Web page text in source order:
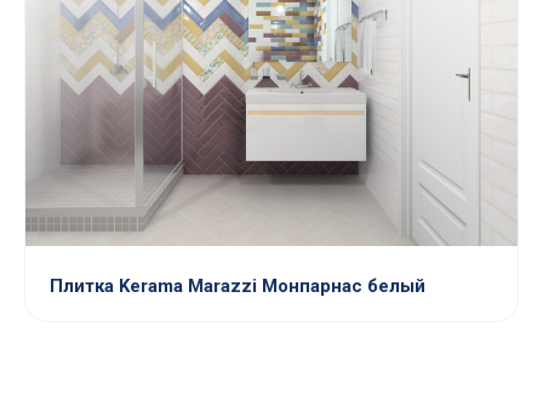
Плитка Kerama Marazzi Монпарнас белый